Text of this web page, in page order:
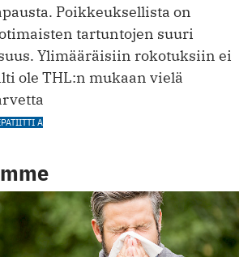
Poikkeuksellista on
tartuntojen suuri
Ylimääräisiin rokotuksiin ei
ole THL:n mukaan vielä
A